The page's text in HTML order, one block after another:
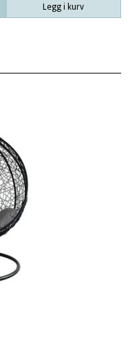
Legg i kurv